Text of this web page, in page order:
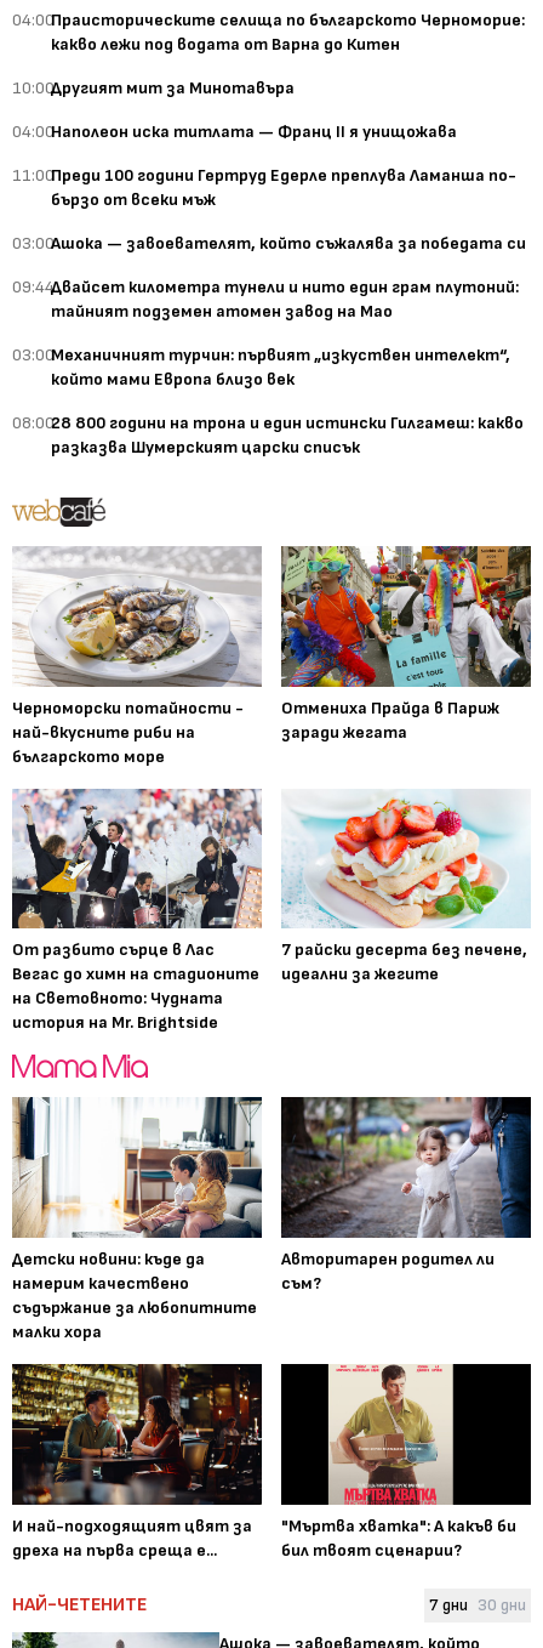
04:00Праисторическите селища по българското Черноморие:
какво лежи под водата от Варна до Китен
10:00Другият мит за Минотавъра
04:00Наполеон иска титлата — Франц II я унищожава
11:00Преди 100 години Гертруд Едерле преплува Ламанша по-
бързо от всеки мъж
03:00Ашока — завоевателят, който съжалява за победата си
09:44Двайсет километра тунели и нито един грам плутоний:
тайният подземен атомен завод на Мао
03:00Механичният турчин: първият „изкуствен интелект“,
който мами Европа близо век
08:0028 800 години на трона и един истински Гилгамеш: какво
разказва Шумерският царски списък
Черноморски потайности -
най-вкусните риби на
българското море
Отмениха Прайда в Париж
заради жегата
От разбито сърце в Лас
Вегас до химн на стадионите
на Световното: Чудната
история на Mr. Brightside
7 райски десерта без печене,
идеални за жегите
Детски новини: къде да
намерим качествено
съдържание за любопитните
малки хора
Авторитарен родител ли
съм?
И най-подходящият цвят за
дреха на първа среща е...
"Мъртва хватка": А какъв би
бил твоят сценарии?
НАЙ-ЧЕТЕНИТЕ 7 дни 30 дни